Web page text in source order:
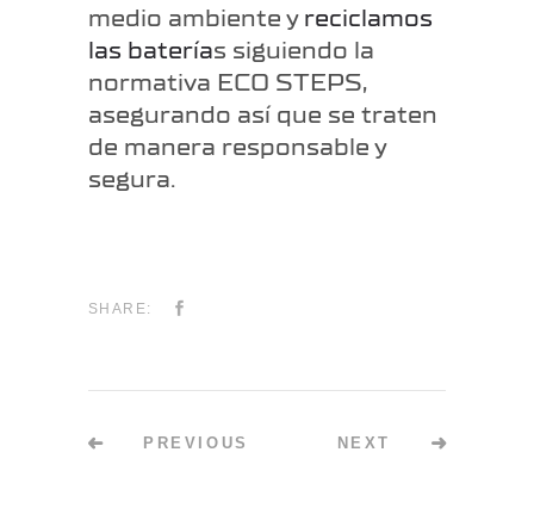
medio ambiente y reciclamos
las baterías siguiendo la
normativa ECO STEPS,
asegurando así que se traten
de manera responsable y
segura.
SHARE:
PREVIOUS NEXT